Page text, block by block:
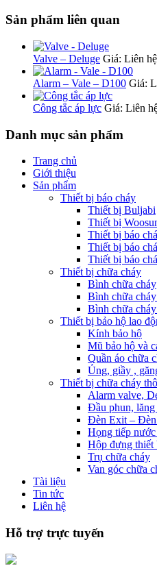
Sản phẩm liên quan
Valve – Deluge Giá: Liên hệ
Alarm – Vale – D100 Giá:
Công tắc áp lực Giá: Liên
Danh mục sản phẩm
Trang chủ
Giới thiệu
Sản phẩm
Thiết bị báo cháy
Thiết bị Buljabi
Thiết bị
Thiết bị báo
Thiết bị báo
Thiết bị báo
Thiết bị chữa cháy
Bình chữa cháy
Bình chữa
Bình chữa
Thiết bị bảo hộ lao
Kính bảo hộ
Mũ bảo hộ và
Quần áo chữa
Ủng, giầy ,
Thiết bị chữa cháy
Alarm valve,
Đầu phun,
Đèn Exit – Đèn
Họng tiếp
Hộp đựng thiết
Trụ chữa cháy
Van góc chữa
Tài liệu
Tin tức
Liên hệ
Hỗ trợ trực tuyến